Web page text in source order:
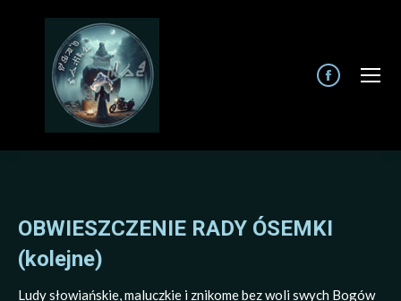
Facebook
OBWIESZCZENIE RADY ÓSEMKI
(kolejne)
Ludy słowiańskie, maluczkie i znikome bez woli swych Bogów